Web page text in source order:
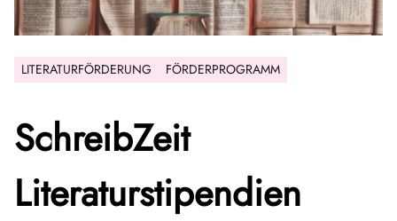
LITERATURFÖRDERUNG FÖRDERPROGRAMM
SchreibZeit
Literaturstipendien